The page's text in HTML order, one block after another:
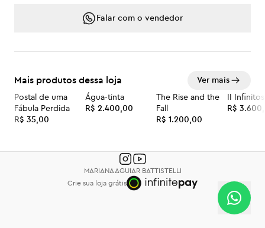
Ilustracao II: Nanquim sobre papel A4
Moldura: Sem moldura
Falar com o vendedor
Mais produtos dessa loja Ver mais
Postal de uma
Fábula Perdida
R$ 35,00
Água-tinta
R$ 2.400,00
The Rise and the
Fall
R$ 1.200,00
II Infinitos
R$
MARIANA AGUIAR BATTISTELLI
Crie sua loja grátis